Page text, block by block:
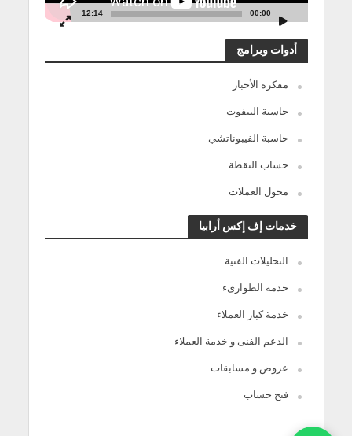
00:00
12:14
أدوات وبرامج
مفكرة الأخبار
حاسبة البيفوت
حاسبة الفيبوناتشي
حساب النقطة
محول العملات
خدمات إف إكس أرابيا
التحليلات الفنية
خدمة الطوارىء
خدمة كبار العملاء
الدعم الفنى و خدمة العملاء
عروض و مسابقات
فتح حساب